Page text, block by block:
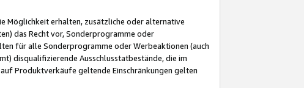
Möglichkeit erhalten, zusätzliche oder alternative
das Recht vor, Sonderprogramme oder
für alle Sonderprogramme oder Werbeaktionen (auch
disqualifizierende Ausschlusstatbestände, die im
Produktverkäufe geltende Einschränkungen gelten